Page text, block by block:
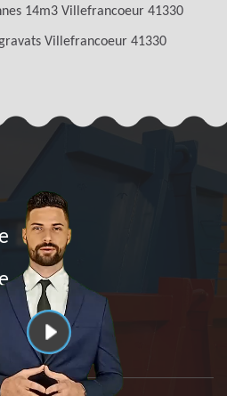
14m3 Villefrancoeur 41330
Villefrancoeur 41330